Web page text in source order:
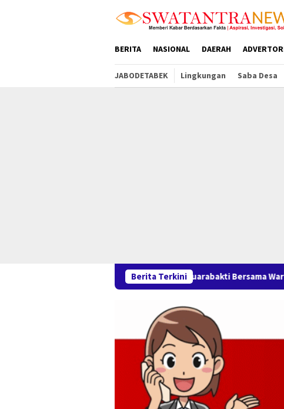
BERITA NASIONAL DAERAH
JABODETABEK Lingkungan Saba Desa
Berita Terkini
Sambut HUT RI ke-81, Pemdes Muarabakti Bersama Warga